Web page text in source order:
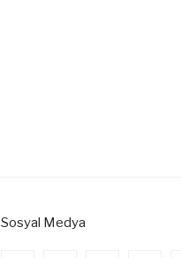
Sosyal Medya